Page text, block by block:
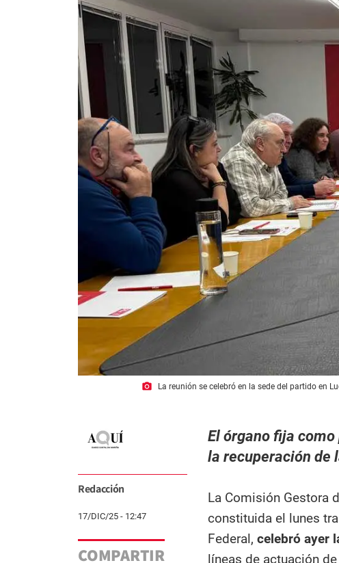
photo_camera La reunión se celebró en la sede del partido en
Redacción
17/DIC/25 - 12:47
COMPARTIR
El órgano fija
la recuperación de
La Comisión Gestora
constituida el lunes
Federal, celebró ayer
líneas de actuación